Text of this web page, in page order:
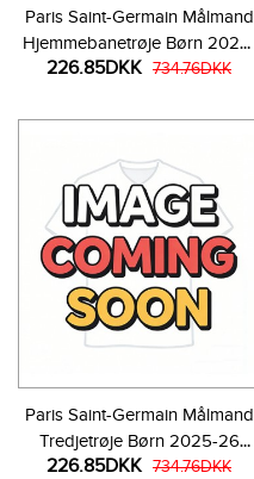
Paris Saint-Germain Målmand
Hjemmebanetrøje Børn 2025-
26 Langærmet (+ Korte bukser)
226.85DKK 734.76DKK
Paris Saint-Germain Målmand
Tredjetrøje Børn 2025-26
Langærmet (+ Korte bukser)
226.85DKK 734.76DKK